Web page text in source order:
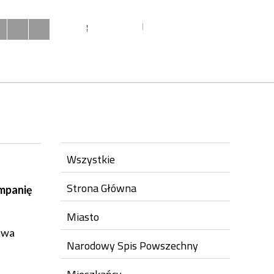
Twoja przeglądarka nie obsługuje JavaScript
MIESZKAŃCY
Wszystkie
Strona Główna
Miasto
Narodowy Spis Powszechny